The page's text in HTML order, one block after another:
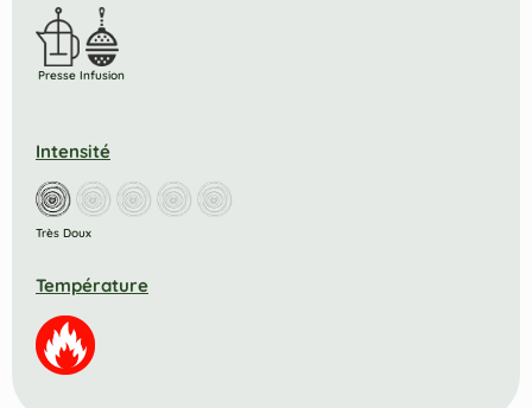
Presse Infusion
Intensité
Très Doux
Température